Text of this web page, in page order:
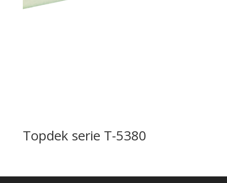
Topdek serie T-5380